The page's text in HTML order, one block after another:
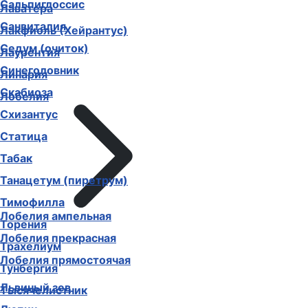
Лаватера
Лакфиоль (Хейрантус)
Лаурентия
Линария
Лобелия
Лобелия ампельная
Лобелия прекрасная
Лобелия прямостоячая
Львиный зев
Сальпиглоссис
Санвиталия
Седум (очиток)
Синеголовник
Скабиоза
Схизантус
Статица
Табак
Танацетум (пиретрум)
Тимофилла
Торения
Трахелиум
Тунбергия
Тысячелистник